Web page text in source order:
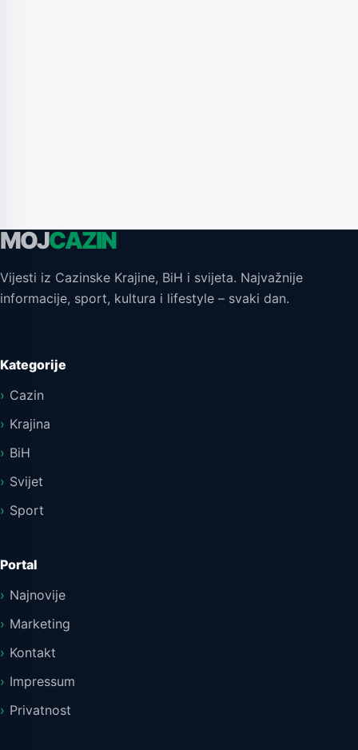
MOJCAZIN
Vijesti iz Cazinske Krajine, BiH i svijeta. Najvažnije
informacije, sport, kultura i lifestyle – svaki dan.
Kategorije
Cazin
Krajina
BiH
Svijet
Sport
Portal
Najnovije
Marketing
Kontakt
Impressum
Privatnost